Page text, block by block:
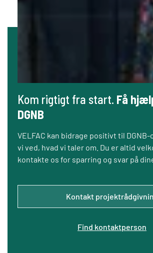
Kom rigtigt fra start. Få
DGNB
VELFAC kan bidrage positivt til
vi ved, hvad vi taler om. Du er altid
kontakte os for sparring og svar på
Kontakt
Find kontaktperson